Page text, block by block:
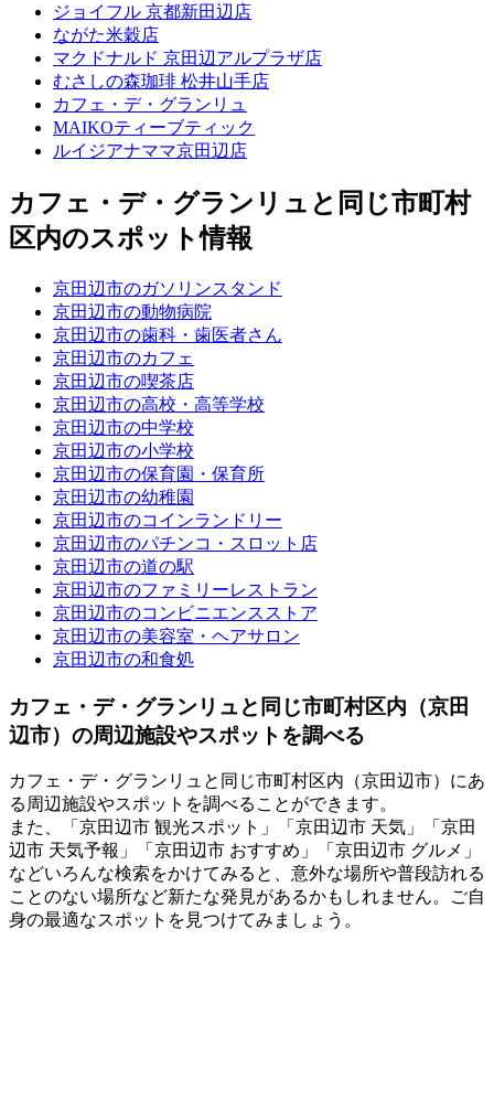
ジョイフル 京都新田辺店
ながた米穀店
マクドナルド 京田辺アルプラザ店
むさしの森珈琲 松井山手店
カフェ・デ・グランリュ
MAIKOティーブティック
ルイジアナママ京田辺店
カフェ・デ・グランリュと同じ市町村
区内のスポット情報
京田辺市のガソリンスタンド
京田辺市の動物病院
京田辺市の歯科・歯医者さん
京田辺市のカフェ
京田辺市の喫茶店
京田辺市の高校・高等学校
京田辺市の中学校
京田辺市の小学校
京田辺市の保育園・保育所
京田辺市の幼稚園
京田辺市のコインランドリー
京田辺市のパチンコ・スロット店
京田辺市の道の駅
京田辺市のファミリーレストラン
京田辺市のコンビニエンスストア
京田辺市の美容室・ヘアサロン
京田辺市の和食処
カフェ・デ・グランリュと同じ市町村区内（京田
辺市）の周辺施設やスポットを調べる
カフェ・デ・グランリュと同じ市町村区内（京田辺市）にあ
る周辺施設やスポットを調べることができます。
また、「京田辺市 観光スポット」「京田辺市 天気」「京田
辺市 天気予報」「京田辺市 おすすめ」「京田辺市 グルメ」
などいろんな検索をかけてみると、意外な場所や普段訪れる
ことのない場所など新たな発見があるかもしれません。ご自
身の最適なスポットを見つけてみましょう。